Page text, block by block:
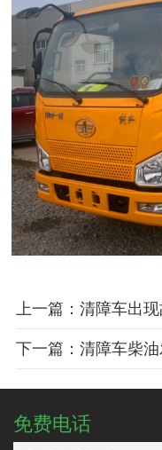
上一篇：清障车出
下一篇：清障车柴
免费电话